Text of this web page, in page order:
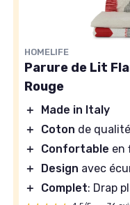
HOMELIFE
Parure de Lit
Rouge
＋
Made in Italy
＋
Coton de qualité
＋
Confortable en
＋
Design avec
＋
Complet: Drap